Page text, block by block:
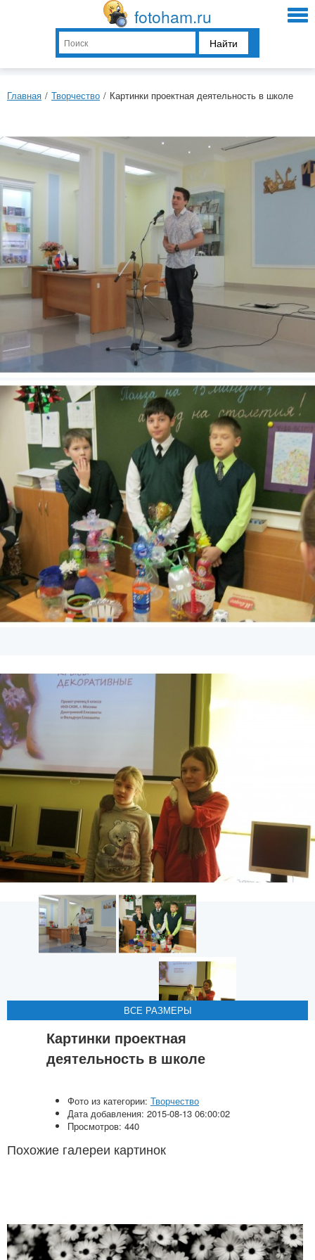
fotoham.ru
Найти
Главная / Творчество / Картинки проектная деятельность в школе
ВСЕ РАЗМЕРЫ
ВСЕ РАЗМЕРЫ
ВСЕ РАЗМЕРЫ
ВСЕ РАЗМЕРЫ
ВСЕ РАЗМЕРЫ
Картинки проектная
деятельность в школе
Фото из категории: Творчество
Дата добавления: 2015-08-13 06:00:02
Просмотров: 440
Похожие галереи картинок